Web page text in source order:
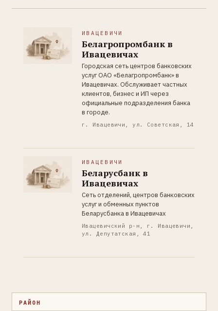
ИВАЦЕВИЧИ
Белагропромбанк в
Ивацевичах
Городская сеть центров банковских
услуг ОАО «Белагропромбанк» в
Ивацевичах. Обслуживает частных
клиентов, бизнес и ИП через
официальные подразделения банка
в городе.
г. Ивацевичи, ул. Советская, 14
ИВАЦЕВИЧИ
Беларусбанк в
Ивацевичах
Сеть отделений, центров банковских
услуг и обменных пунктов
Беларусбанка в Ивацевичах
Ивацевичский р-н, г. Ивацевичи,
ул. Депутатская, 41
РАЙОН